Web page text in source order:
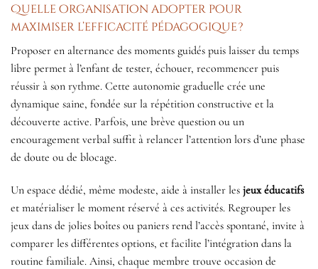
Quelle organisation adopter pour
maximiser l’efficacité pédagogique ?
Proposer en alternance des moments guidés puis laisser du temps
libre permet à l’enfant de tester, échouer, recommencer puis
réussir à son rythme. Cette autonomie graduelle crée une
dynamique saine, fondée sur la répétition constructive et la
découverte active. Parfois, une brève question ou un
encouragement verbal suffit à relancer l’attention lors d’une phase
de doute ou de blocage.
Un espace dédié, même modeste, aide à installer les jeux éducatifs
et matérialiser le moment réservé à ces activités. Regrouper les
jeux dans de jolies boîtes ou paniers rend l’accès spontané, invite à
comparer les différentes options, et facilite l’intégration dans la
routine familiale. Ainsi, chaque membre trouve occasion de